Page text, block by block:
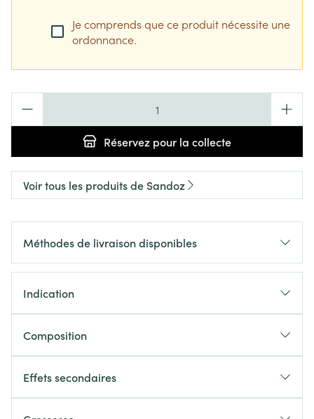
Je comprends que ce produit nécessite une
ordonnance.
Réservez pour la collecte
Voir tous les produits de Sandoz
Méthodes de livraison disponibles
Indication
Composition
Effets secondaires